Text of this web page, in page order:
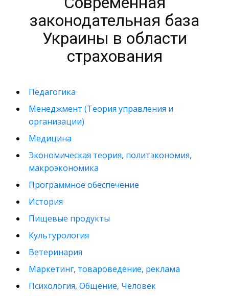
законодательная база
Украины в области
страхования
Педагогика
Менеджмент (Теория управления и
организации)
Медицина
Экономическая теория, политэкономия,
макроэкономика
Программное обеспечение
История
Пищевые продукты
Культурология
Ветеринария
Маркетинг, товароведение, реклама
Психология, Общение, Человек